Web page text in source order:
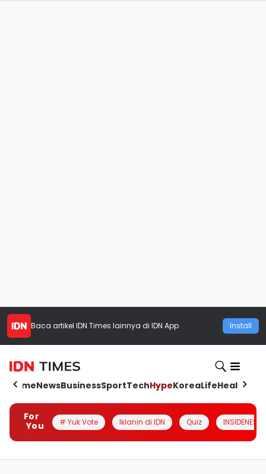
Baca artikel IDN Times lainnya di IDN App Install
HomeNewsBusinessSportTechHypeKoreaLifeHealth
For
You
# Yuk Vote Iklanin di IDN Quiz INSIDENESIA